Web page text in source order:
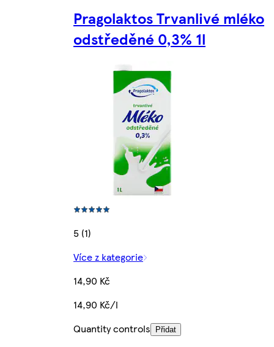
Pragolaktos Trvanlivé mléko
odstředěné 0,3% 1l
5 (1)
Více z kategorie
14,90 Kč
14,90 Kč/l
Quantity controls
Přidat